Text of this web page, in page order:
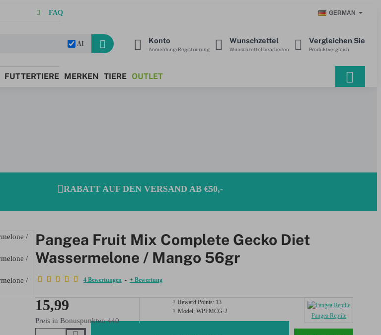
FAQ GERMAN
AI Konto
Anmeldung/Registrierung
Wunschzettel
Wunschzettel bearbeiten
Vergleichen Sie
Produktvergleich
FUTTERTIERE MERKEN TIERE OUTLET
RABATT AUF DEN VERSAND AB €50,-
Pangea Fruit Mix Complete Gecko Diet
Wassermelone / Mango 56gr
4 Bewertungen - + Bewertung
15,99
Preis in Bonuspunkten 440
Reward Points: 13
Model: WPFMCG-2
Pangea Reptile